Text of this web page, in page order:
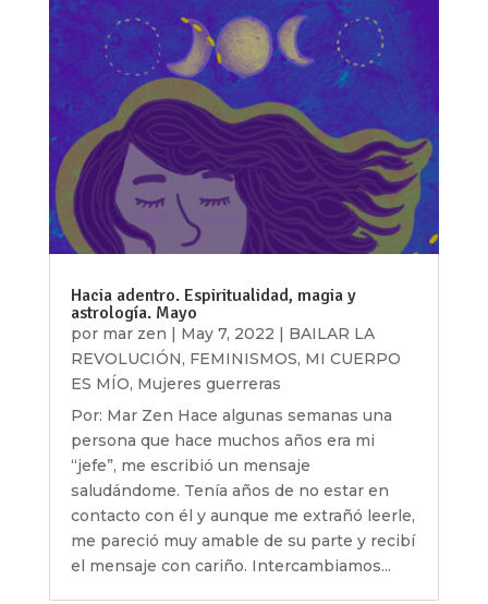
Hacia adentro. Espiritualidad, magia y
astrología. Mayo
por mar zen | May 7, 2022 | BAILAR LA
REVOLUCIÓN, FEMINISMOS, MI CUERPO
ES MÍO, Mujeres guerreras
Por: Mar Zen Hace algunas semanas una
persona que hace muchos años era mi
“jefe”, me escribió un mensaje
saludándome. Tenía años de no estar en
contacto con él y aunque me extrañó leerle,
me pareció muy amable de su parte y recibí
el mensaje con cariño. Intercambiamos...